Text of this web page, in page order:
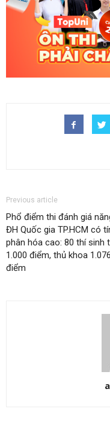
Previous article
Phổ điểm thi đánh giá
ĐH Quốc gia TP.HCM có
phân hóa cao: 80 thí sinh
1.000 điểm, thủ khoa 1.076
điểm